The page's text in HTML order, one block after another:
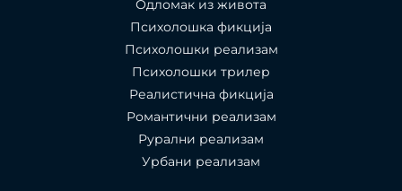
Одломак из живота
Психолошкa фикција
Психолошки реализам
Психолошки трилер
Реалистична фикција
Романтични реализам
Рурални реализам
Урбани реализам